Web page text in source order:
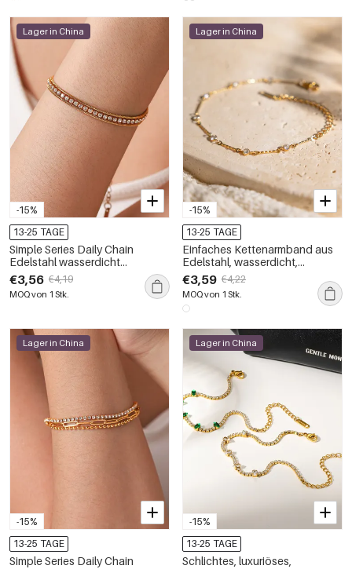
-15%
Lager in China
13-25 TAGE
Simple Series Daily Chain
Edelstahl wasserdicht
goldfarbenes Zirkonia-
Damenarmband
€3,56 €4,19
MOQ von 1 Stk.
-15%
Lager in China
13-25 TAGE
Einfaches Kettenarmband aus
Edelstahl, wasserdicht,
goldfarben, mit Zirkonia
€3,59 €4,22
MOQ von 1 Stk.
-15%
Lager in China
13-25 TAGE
Simple Series Daily Chain
-15%
Lager in China
13-25 TAGE
Schlichtes, luxuriöses,